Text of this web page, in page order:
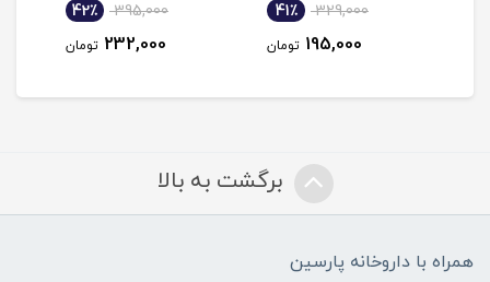
329,000 41٪
195,000 تومان
395,000 42٪
232,000 تومان
برگشت به بالا
همراه با داروخانه پارسین